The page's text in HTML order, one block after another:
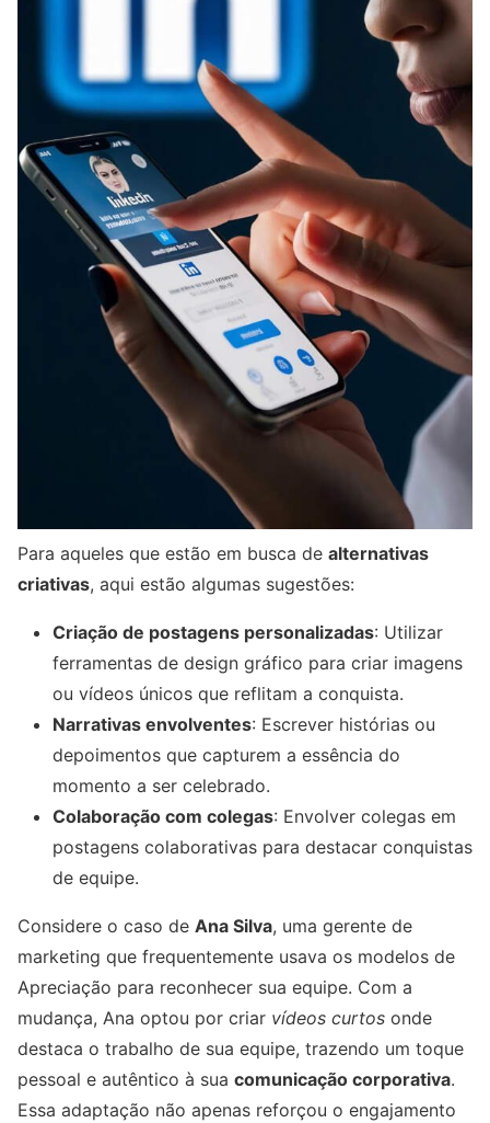
Para aqueles que estão em busca de alternativas
criativas, aqui estão algumas sugestões:
Criação de postagens personalizadas: Utilizar
ferramentas de design gráfico para criar imagens
ou vídeos únicos que reflitam a conquista.
Narrativas envolventes: Escrever histórias ou
depoimentos que capturem a essência do
momento a ser celebrado.
Colaboração com colegas: Envolver colegas em
postagens colaborativas para destacar conquistas
de equipe.
Considere o caso de Ana Silva, uma gerente de
marketing que frequentemente usava os modelos de
Apreciação para reconhecer sua equipe. Com a
mudança, Ana optou por criar vídeos curtos onde
destaca o trabalho de sua equipe, trazendo um toque
pessoal e autêntico à sua comunicação corporativa.
Essa adaptação não apenas reforçou o engajamento